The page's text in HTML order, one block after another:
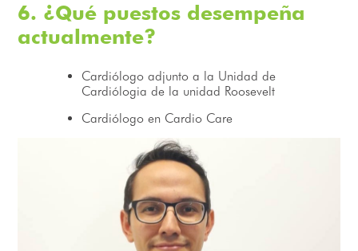
6. ¿Qué puestos desempeña
actualmente?
Cardiólogo adjunto a la Unidad de
Cardiólogia de la unidad Roosevelt
Cardiólogo en Cardio Care